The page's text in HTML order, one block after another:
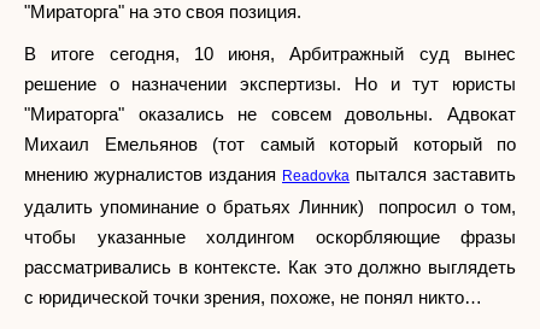
"Мираторга" на это своя позиция.
В итоге сегодня, 10 июня, Арбитражный суд вынес
решение о назначении экспертизы. Но и тут юристы
"Мираторга" оказались не совсем довольны. Адвокат
Михаил Емельянов (тот самый который который по
мнению журналистов издания Readovka пытался заставить
удалить упоминание о братьях Линник) попросил о том,
чтобы указанные холдингом оскорбляющие фразы
рассматривались в контексте. Как это должно выглядеть
с юридической точки зрения, похоже, не понял никто…